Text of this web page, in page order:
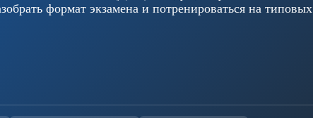
формат экзамена и потренироваться на типовых